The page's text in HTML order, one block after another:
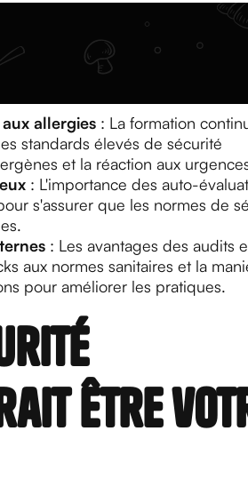
allergies : La formation
standards élevés de sécurité
et la réaction aux
: L'importance des auto-
s'assurer que les normes de
: Les avantages des audits
aux normes sanitaires et la
pour améliorer les pratiques.
être